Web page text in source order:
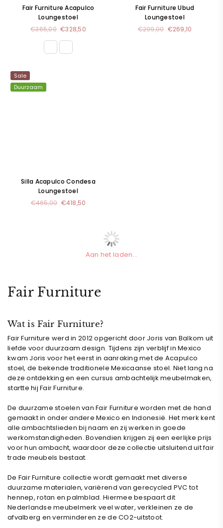
Fair Furniture Acapulco
Loungestoel
Normale
€365,00 €328,50
Fair Furniture Ubud
Loungestoel
Normale
€299,00 €269,10
Sale
Duurzaam
Silla Acapulco Condesa
Loungestoel
Normale
€465,00 €418,50
Aan het laden...
Fair Furniture
Wat is Fair Furniture?
Fair Furniture werd in 2012 opgericht door Joris van Balkom uit
liefde voor duurzaam design. Tijdens zijn verblijf in Mexico
kwam Joris voor het eerst in aanraking met de Acapulco
stoel, de bekende traditionele Mexicaanse stoel. Niet lang na
deze ontdekking en een cursus ambachtelijk meubelmaken,
startte hij Fair Furniture.
De duurzame stoelen van Fair Furniture worden met de hand
gemaakt in onder andere Mexico en Indonesië. Het merk kent
alle ambachtslieden bij naam en zij werken in goede
werkomstandigheden. Bovendien krijgen zij een eerlijke prijs
voor hun ambacht, waardoor deze collectie uitsluitend uit fair
trade meubels bestaat.
De Fair Furniture collectie wordt gemaakt met diverse
duurzame materialen, variërend van gerecycled PVC tot
hennep, rotan en palmblad. Hiermee bespaart dit
Nederlandse meubelmerk veel water, verkleinen ze de
afvalberg en verminderen ze de CO2-uitstoot.